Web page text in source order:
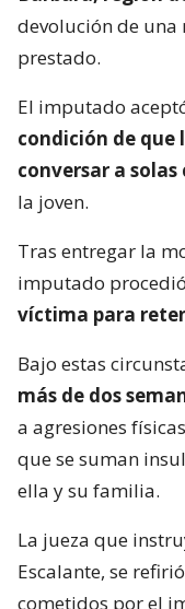
devolución de
prestado.
El imputado
condición de que
conversar a solas
la joven.
Tras entregar la
imputado
víctima para
Bajo estas
más de dos
a agresiones
que se suman
ella y su familia.
La jueza que
Escalante, se
cometidos por el